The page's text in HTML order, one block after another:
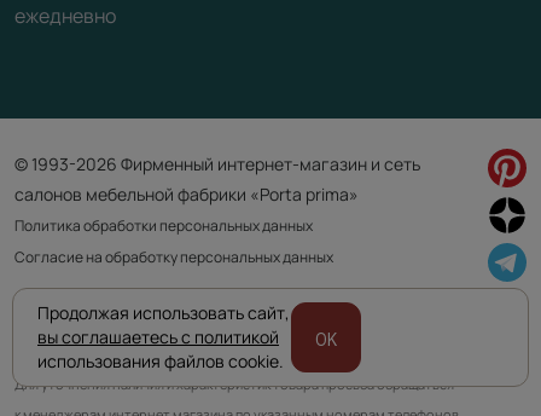
ежедневно
© 1993-2026 Фирменный интернет-магазин и сеть
салонов мебельной фабрики «Porta prima»
Политика обработки персональных данных
Согласие на обработку персональных данных
Приведенная на сайте информация не является публичной офертой
и носит информационно ознакомительный характер.
Для уточнения наличия и характеристик товара просьба обращаться
Продолжая использовать сайт,
вы соглашаетесь с политикой
использования файлов cookie.
OK